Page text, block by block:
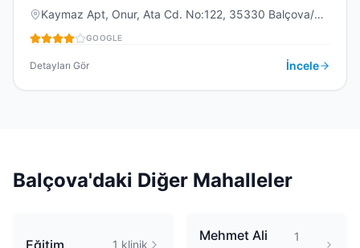
DIŞ KLINIĞI
Kaymaz Apt, Onur, Ata Cd. No:122, 35330 Balçova/
İzmir, Türkiye
GOOGLE
Detayları Gör İncele
Balçova'daki Diğer Mahalleler
Eğitim 1 klinik
Mehmet Ali
1